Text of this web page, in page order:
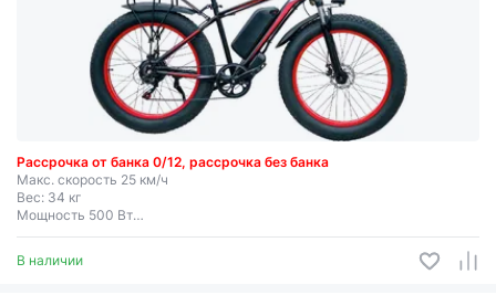
Рассрочка от банка 0/12, рассрочка без банка
Макс. скорость 25 км/ч
Вес: 34 кг
Мощность 500 Вт
Запас хода до 55 км
В наличии